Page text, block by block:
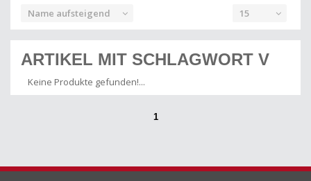
Name aufsteigend 15
ARTIKEL MIT SCHLAGWORT V
Keine Produkte gefunden!...
1